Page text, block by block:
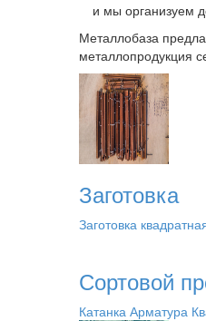
и мы организуем
Металлобаза
металлопродукция
Заготовка
Заготовка
Сортовой
Катанка Арматура